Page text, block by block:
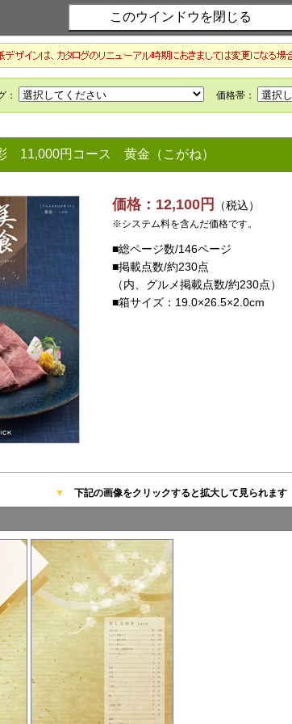
11,000円コース 黄金（こがね）
価格：12,100円 （税込）
※システム料を含んだ価格です。
■総ページ数/146ページ
■掲載点数/約230点
（内、グルメ掲載点数/約230点）
■箱サイズ：19.0×26.5×2.0cm
▼ 下記の画像をクリックすると拡大して見られます